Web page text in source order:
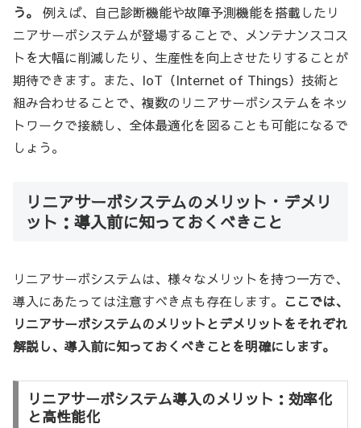
う。
例えば、自己診断機能や故障予測機能を搭載したリ
ニアサーボシステムが登場することで、メンテナンスコス
トを大幅に削減したり、生産性を向上させたりすることが
期待できます。また、IoT（Internet of Things）技術と
組み合わせることで、複数のリニアサーボシステムをネッ
トワークで接続し、全体最適化を図ることも可能になるで
しょう。
リニアサーボシステムのメリット・デメリ
ット：導入前に知っておくべきこと
リニアサーボシステムは、様々なメリットを持つ一方で、
導入にあたっては注意すべき点も存在します。 ここでは、
リニアサーボシステムのメリットとデメリットをそれぞれ
解説し、導入前に知っておくべきことを明確にします。
リニアサーボシステム導入のメリット：効率化
と高性能化